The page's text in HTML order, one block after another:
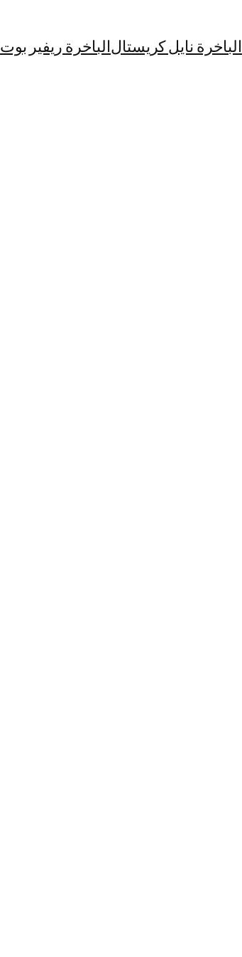
الباخرة نايل كريستالالباخرة ريفير بوت